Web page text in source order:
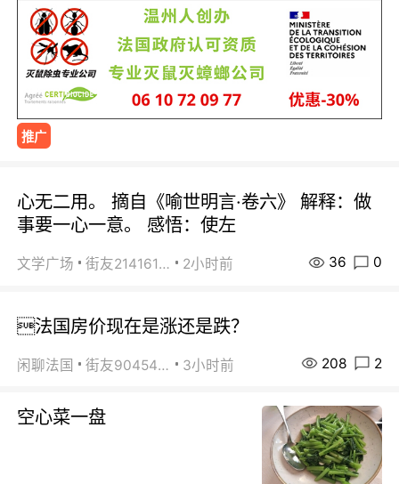
推广
心无二用。 摘自《喻世明言·卷六》 解释：做
事要一心一意。 感悟：使左
文学广场 街友21416156 2小时前 36 0
法国房价现在是涨还是跌？
闲聊法国 街友90454511 3小时前 208 2
空心菜一盘